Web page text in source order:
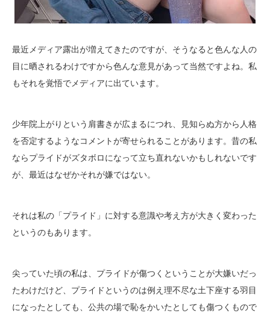
最近メディア露出が増えてきたのですが、そうなると色んな人の
目に晒されるわけですから色んな意見があって当然ですよね。私
もそれを覚悟でメディアに出ています。
少年院上がりという肩書きが広まるにつれ、見知らぬ方から人格
を否定するようなコメントが寄せられることがあります。昔の私
ならプライドがズタボロになって立ち直れないかもしれないです
が、最近はなぜかそれが嫌ではない。
それは私の「プライド」に対する意識や考え方が大きく変わった
というのもあります。
尖っていた頃の私は、プライドが傷つくということが大嫌いだっ
たわけだけど、プライドというのは例え理不尽な土下座する羽目
になったとしても、公共の場で恥をかいたとしても傷つくもので